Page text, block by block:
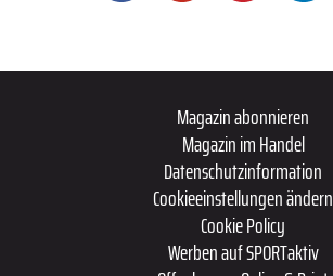
Magazin abonnieren
Magazin im Handel
Datenschutzinformation
Cookieeinstellungen ändern
Cookie Policy
Werben auf SPORTaktiv